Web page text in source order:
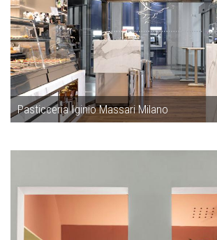
Pasticceria Iginio Massari Milano